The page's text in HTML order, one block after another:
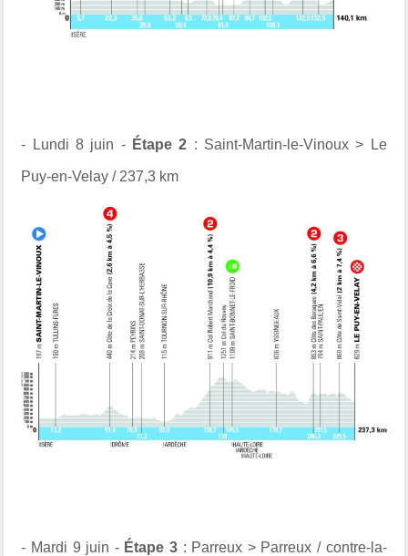
- Lundi 8 juin - Étape 2 : Saint-Martin-le-Vinoux > Le
Puy-en-Velay / 237,3 km
- Mardi 9 juin - Étape 3 : Parreux > Parreux / contre-la-